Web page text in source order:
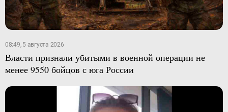
08:49, 5 августа 2026
Власти признали убитыми в военной операции не
менее 9550 бойцов с юга России